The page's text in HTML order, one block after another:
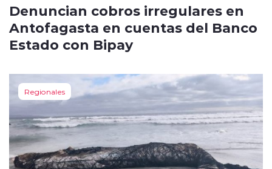
Denuncian cobros irregulares en
Antofagasta en cuentas del Banco
Estado con Bipay
Regionales